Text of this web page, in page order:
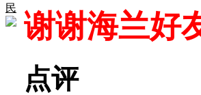
民
谢谢海兰好
点评